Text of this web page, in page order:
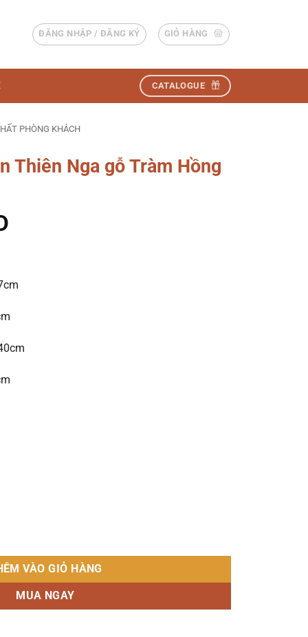
ĐĂNG NHẬP / ĐĂNG KÝ GIỎ HÀNG
CATALOGUE
PHÒNG KHÁCH
Thiên Nga gỗ Tràm Hồng
VÀO GIỎ HÀNG
MUA NGAY